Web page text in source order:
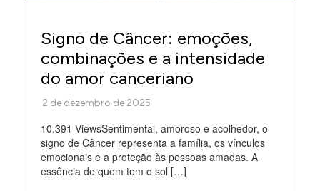
Signo de Câncer: emoções,
combinações e a intensidade
do amor canceriano
10.391 ViewsSentimental, amoroso e acolhedor, o
signo de Câncer representa a família, os vínculos
emocionais e a proteção às pessoas amadas. A
essência de quem tem o sol […]